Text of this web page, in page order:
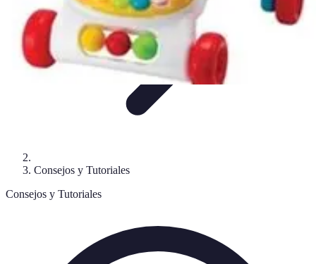
Consejos y Tutoriales
Consejos y Tutoriales